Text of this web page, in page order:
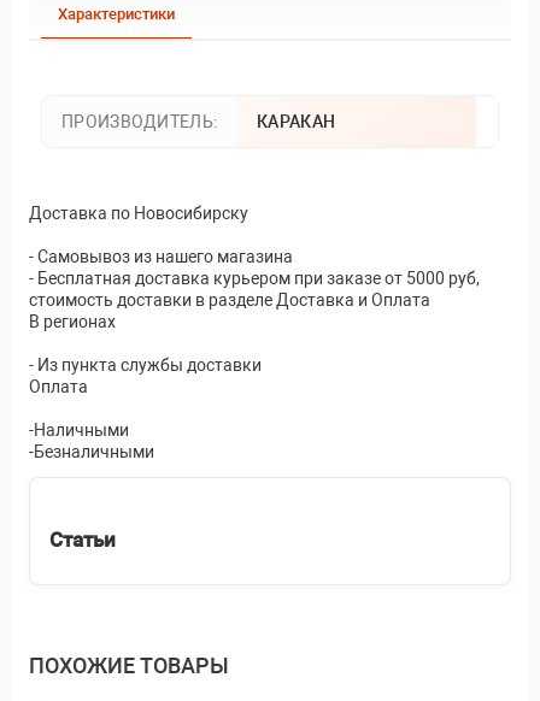
Характеристики
ПРОИЗВОДИТЕЛЬ: КАРАКАН
Доставка по Новосибирску
- Самовывоз из нашего магазина
- Бесплатная доставка курьером при заказе от 5000 руб,
стоимость доставки в разделе Доставка и Оплата
В регионах
- Из пункта службы доставки
Оплата
-Наличными
-Безналичными
Статьи
ПОХОЖИЕ ТОВАРЫ